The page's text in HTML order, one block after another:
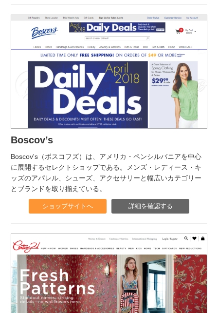
Boscov’s
Boscov's（ボスコフズ）は、アメリカ・ペンシルバニアを中心
に展開するセレクトショップである。メンズ・レディース・キ
ッズのアパレル、シューズ、アクセサリーと幅広いカテゴリー
とブランドを取り揃えている。
ショップサイトへ 詳細を確認する